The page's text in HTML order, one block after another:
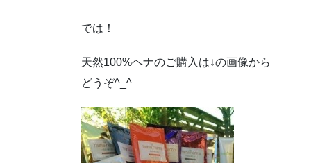
では！
天然100%ヘナのご購入は↓の画像から
どうぞ^_^